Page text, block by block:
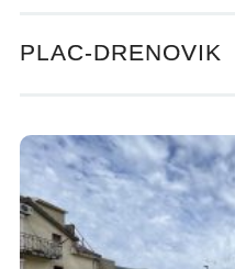
PLAC-DRENOVIK